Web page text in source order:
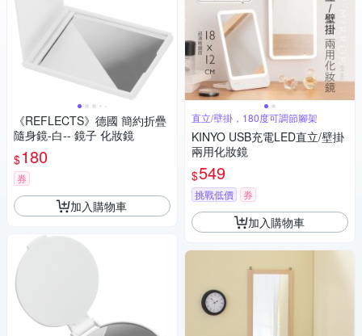
《REFLECTS》德國 簡約折疊
隨身鏡-白-- 鏡子 化妝鏡
$180
券
加入購物車
直立/壁掛，180度可調節腳架
KINYO USB充電LED直立/壁掛
兩用化妝鏡
$549
挑戰低價 券
加入購物車